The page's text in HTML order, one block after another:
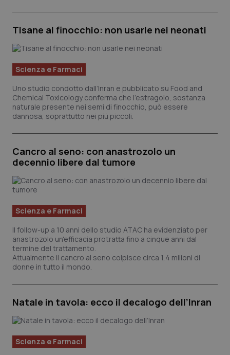
Tisane al finocchio: non usarle nei neonati
Scienza e Farmaci
Uno studio condotto dall’Inran e pubblicato su Food and
Chemical Toxicology conferma che l’estragolo, sostanza
naturale presente nei semi di finocchio, può essere
dannosa, soprattutto nei più piccoli.
Cancro al seno: con anastrozolo un
decennio libere dal tumore
Scienza e Farmaci
Il follow-up a 10 anni dello studio ATAC ha evidenziato per
anastrozolo un'efficacia protratta fino a cinque anni dal
termine del trattamento.
Attualmente il cancro al seno colpisce circa 1,4 milioni di
donne in tutto il mondo.
Natale in tavola: ecco il decalogo dell’Inran
Scienza e Farmaci